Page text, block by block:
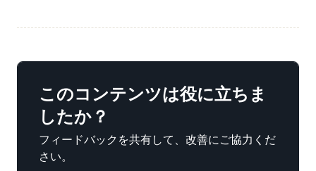
このコンテンツは役に立ちま
したか？
フィードバックを共有して、改善にご協力くだ
さい。